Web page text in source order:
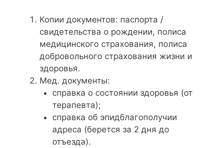
Копии документов: паспорта /
свидетельства о рождении, полиса
медицинского страхования, полиса
добровольного страхования жизни и
здоровья.
Мед. документы:
справка о состоянии здоровья (от
терапевта);
справка об эпидблагополучии
адреса (берется за 2 дня до
отъезда).